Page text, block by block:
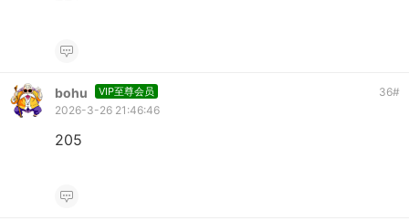
bohu VIP至尊会员 36#
2026-3-26 21:46:46
205